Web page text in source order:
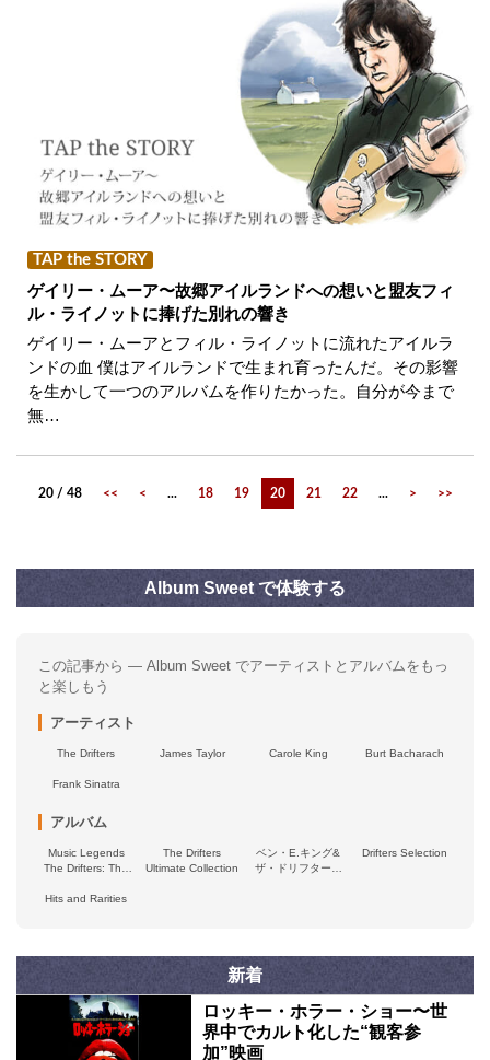
TAP the STORY
ゲイリー・ムーア〜故郷アイルランドへの想いと盟友フィ
ル・ライノットに捧げた別れの響き
ゲイリー・ムーアとフィル・ライノットに流れたアイルラ
ンドの血 僕はアイルランドで生まれ育ったんだ。その影響
を生かして一つのアルバムを作りたかった。自分が今まで
無…
20 / 48 << < ... 18 19 20 21 22 ... > >>
Album Sweet で体験する
この記事から — Album Sweet でアーティストとアルバムをもっ
と楽しもう
アーティスト
The Drifters James Taylor Carole King Burt Bacharach
Frank Sinatra
アルバム
Music Legends
The Drifters: The
Rhythm and
The Drifters
Ultimate Collection
ベン・E.キング&
ザ・ドリフターズ
Drifters Selection
Hits and Rarities
新着
ロッキー・ホラー・ショー〜世
界中でカルト化した“観客参
加”映画